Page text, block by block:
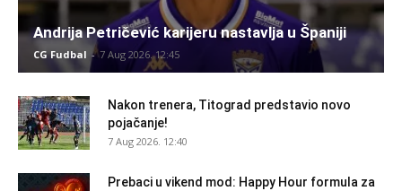
Andrija Petričević karijeru nastavlja u Španiji
CG Fudbal - 7 Aug 2026. 12:45
Nakon trenera, Titograd predstavio novo
pojačanje!
7 Aug 2026. 12:40
Prebaci u vikend mod: Happy Hour formula za